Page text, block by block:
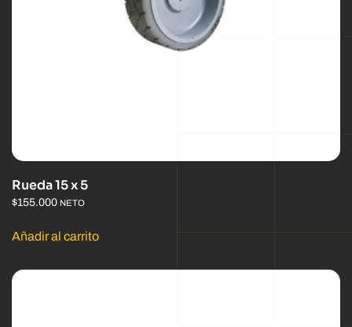
Rueda 15 x 5
$155.000 NETO
Añadir al carrito